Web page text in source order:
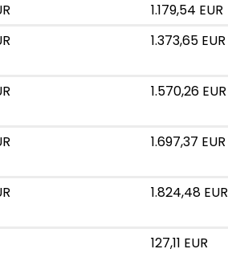
1.179,54 EUR
1.373,65 EUR
1.570,26 EUR
1.697,37 EUR
1.824,48 EUR
127,11 EUR